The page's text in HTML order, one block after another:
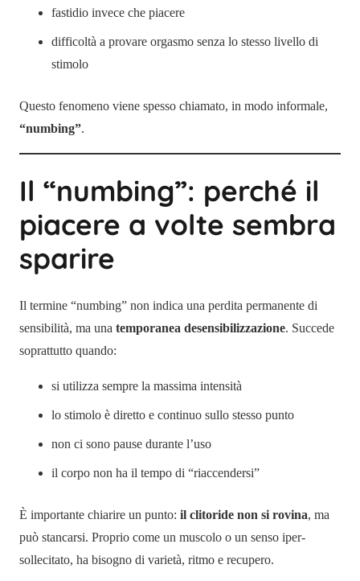
fastidio invece che piacere
difficoltà a provare orgasmo senza lo stesso livello di
stimolo
Questo fenomeno viene spesso chiamato, in modo informale,
“numbing”.
Il “numbing”: perché il
piacere a volte sembra
sparire
Il termine “numbing” non indica una perdita permanente di
sensibilità, ma una temporanea desensibilizzazione. Succede
soprattutto quando:
si utilizza sempre la massima intensità
lo stimolo è diretto e continuo sullo stesso punto
non ci sono pause durante l’uso
il corpo non ha il tempo di “riaccendersi”
È importante chiarire un punto: il clitoride non si rovina, ma
può stancarsi. Proprio come un muscolo o un senso iper-
sollecitato, ha bisogno di varietà, ritmo e recupero.